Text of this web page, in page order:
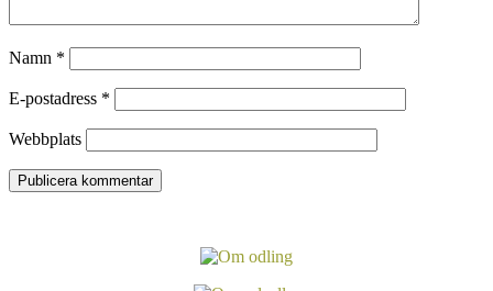
Namn *
E-postadress *
Webbplats